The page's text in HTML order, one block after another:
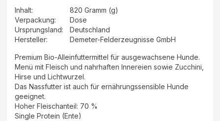
Inhalt:
820 Gramm (g)
Verpackung:
Dose
Ursprungsland:
Deutschland
Hersteller: Demeter-Felderzeugnisse GmbH
Premium Bio-Alleinfuttermittel für ausgewachsene Hunde.
Menü mit Fleisch und nahrhaften Innereien sowie Zucchini,
Hirse und Lichtwurzel.
Das Nassfutter ist auch für ernährungssensible Hunde
geeignet.
Hoher Fleischanteil: 70 %
Single Protein (Ente)